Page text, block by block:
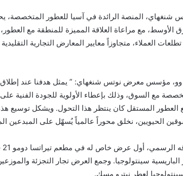
شنغهاي، المنصة الرائدة في آسيا للعطور المتخصصة،
الأوسط، مع مراعاة العلاقة المميزة للمنطقة مع
العملاء، متجاوزاً معايير المعارض التجارية
وو، مؤسس معرض نوتس شنغهاي: ” يمثل هدفنا عند
مع السوق، وذلك بإعطاء الأولوية للجودة الفنية
المستقل كان ينتظر هذا التحول. ويشكل توسيع
الحيويين، نخلق محوراً عالمياً يُسهّل على المبدعين
سينتولوجيا. وجمع العرض تجار التجزئة
لعطر نيترو مسك.